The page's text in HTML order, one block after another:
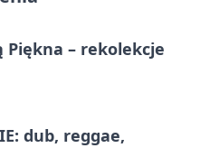
Piękna – rekolekcje
dub, reggae,